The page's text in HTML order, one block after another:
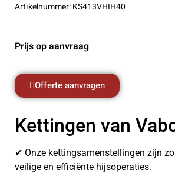
Artikelnummer:KS413VHIH40
Prijs op aanvraag
Offerte aanvragen
Kettingen van
✔ Onze kettingsamenstellingen zijn
veilige en efficiënte hijsoperaties.